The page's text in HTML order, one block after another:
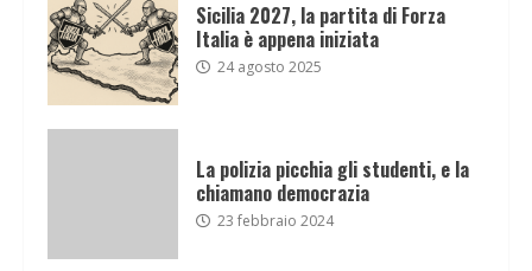
Sicilia 2027, la partita di Forza
Italia è appena iniziata
24 agosto 2025
La polizia picchia gli studenti, e la
chiamano democrazia
23 febbraio 2024